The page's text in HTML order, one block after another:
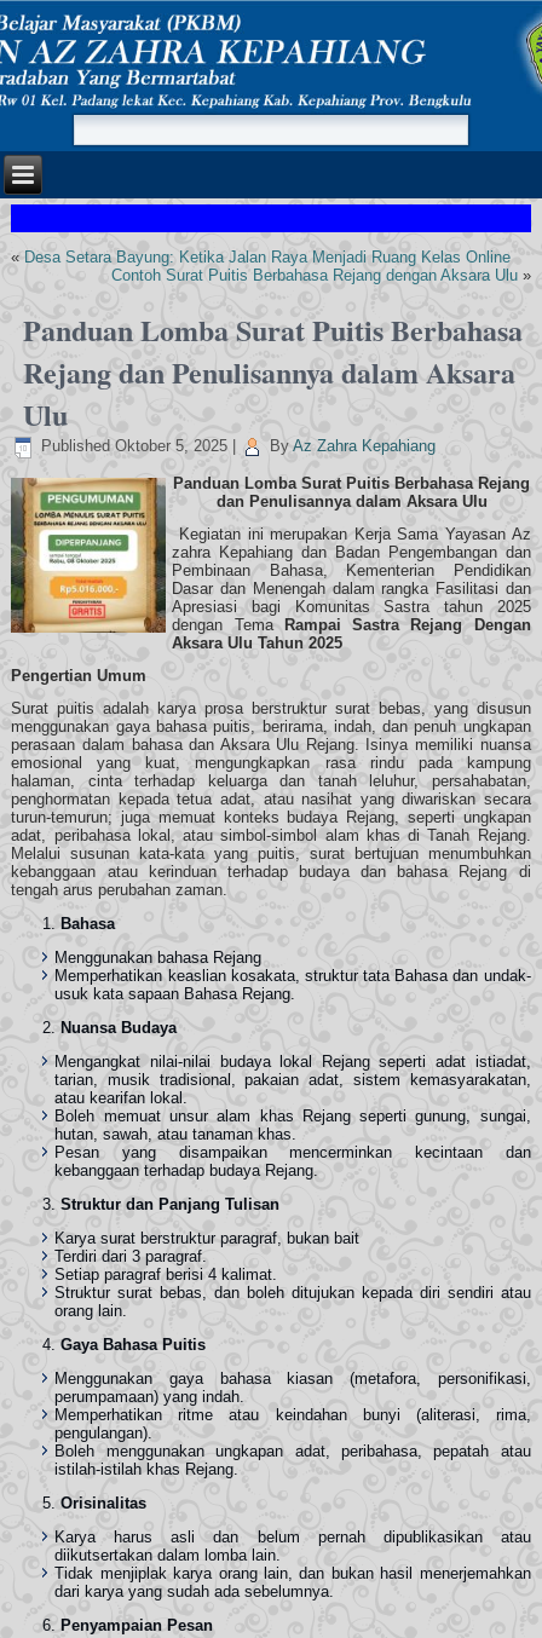
« Desa Setara Bayung: Ketika Jalan Raya Menjadi Ruang Kelas Online
Contoh Surat Puitis Berbahasa Rejang dengan Aksara Ulu»
Panduan Lomba Surat Puitis Berbahasa
Rejang dan Penulisannya dalam Aksara
Ulu
Published Oktober 5, 2025 By Az Zahra Kepahiang
Panduan Lomba Surat Puitis Berbahasa Rejang
dan Penulisannya dalam Aksara Ulu
Kegiatan ini merupakan Kerja Sama Yayasan Az
zahra Kepahiang dan Badan Pengembangan dan
Pembinaan Bahasa, Kementerian Pendidikan
Dasar dan Menengah dalam rangka Fasilitasi dan
Apresiasi bagi Komunitas Sastra tahun 2025
dengan Tema
Rampai Sastra Rejang Dengan
Aksara Ulu Tahun 2025
Pengertian Umum
Surat puitis adalah karya prosa berstruktur surat bebas, yang disusun
menggunakan gaya bahasa puitis, berirama, indah, dan penuh ungkapan
perasaan dalam bahasa dan Aksara Ulu Rejang. Isinya memiliki nuansa
emosional yang kuat, mengungkapkan rasa rindu pada kampung
halaman, cinta terhadap keluarga dan tanah leluhur, persahabatan,
penghormatan kepada tetua adat, atau nasihat yang diwariskan secara
turun-temurun; juga memuat konteks budaya Rejang, seperti ungkapan
adat, peribahasa lokal, atau simbol-simbol alam khas di Tanah Rejang.
Melalui susunan kata-kata yang puitis, surat bertujuan menumbuhkan
kebanggaan atau kerinduan terhadap budaya dan bahasa Rejang di
tengah arus perubahan zaman.
Bahasa
Menggunakan bahasa Rejang
Memperhatikan keaslian kosakata, struktur tata Bahasa dan undak-
usuk kata sapaan Bahasa Rejang.
Nuansa Budaya
Mengangkat nilai-nilai budaya lokal Rejang seperti adat istiadat,
tarian, musik tradisional, pakaian adat, sistem kemasyarakatan,
atau kearifan lokal.
Boleh memuat unsur alam khas Rejang seperti gunung, sungai,
hutan, sawah, atau tanaman khas.
Pesan yang disampaikan mencerminkan kecintaan dan
kebanggaan terhadap budaya Rejang.
Struktur dan Panjang Tulisan
Karya surat berstruktur paragraf, bukan bait
Terdiri dari 3 paragraf.
Setiap paragraf berisi 4 kalimat.
Struktur surat bebas, dan boleh ditujukan kepada diri sendiri atau
orang lain.
Gaya Bahasa Puitis
Menggunakan gaya bahasa kiasan (metafora, personifikasi,
perumpamaan) yang indah.
Memperhatikan ritme atau keindahan bunyi (aliterasi, rima,
pengulangan).
Boleh menggunakan ungkapan adat, peribahasa, pepatah atau
istilah-istilah khas Rejang.
Orisinalitas
Karya harus asli dan belum pernah dipublikasikan atau
diikutsertakan dalam lomba lain.
Tidak menjiplak karya orang lain, dan bukan hasil menerjemahkan
dari karya yang sudah ada sebelumnya.
Penyampaian Pesan